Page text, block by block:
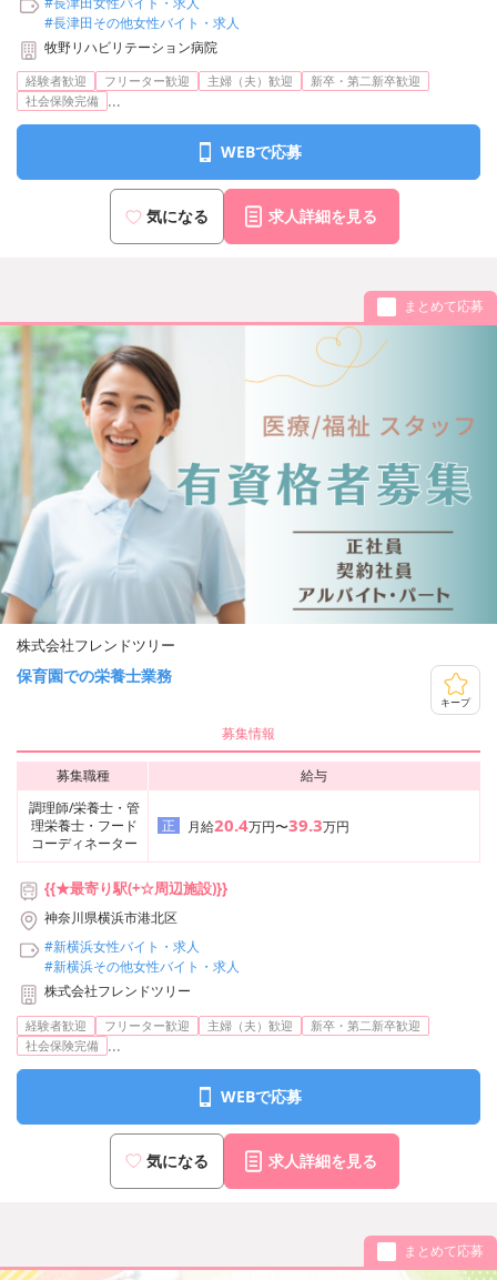
#長津田その他女性バイト・求人
牧野リハビリテーション病院
経験者歓迎 フリーター歓迎 主婦（夫）歓迎
新卒・第二新卒歓迎
社会保険完備 ...
WEBで応募
気になる 求人詳細を見る
まとめて応募
株式会社フレンドツリー
保育園での栄養士業務
キープ
募集情報
募集職種
給与
調理師/栄養士・管
理栄養士・フード
コーディネーター
正 月給20.4万円〜39.3万円
{{★最寄り駅(+☆周辺施設)}}
神奈川県横浜市港北区
#新横浜女性バイト・求人
#新横浜その他女性バイト・求人
株式会社フレンドツリー
経験者歓迎 フリーター歓迎 主婦（夫）歓迎
新卒・第二新卒歓迎
社会保険完備 ...
WEBで応募
気になる 求人詳細を見る
まとめて応募